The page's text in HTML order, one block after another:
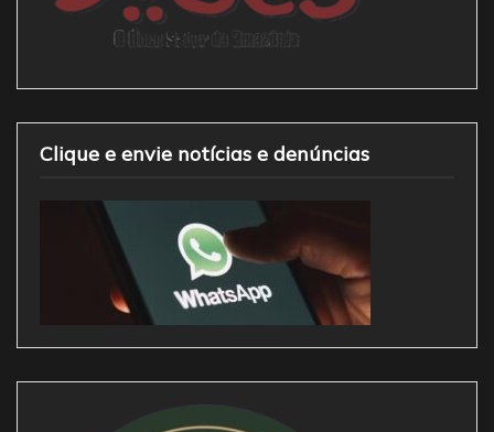
Clique e envie notícias e denúncias